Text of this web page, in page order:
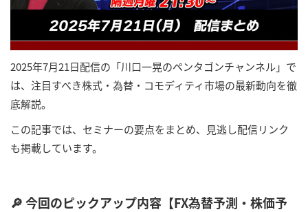
2025年7月21日配信の「川口一晃のペンタゴンチャンネル」で
は、注目すべき株式・為替・コモディティ市場の最新動向を徹
底解説。
この記事では、セミナーの要点をまとめ、見逃し配信リンク
も掲載しています。
🔎 今回のピックアップ内容【FX為替予測・株価予